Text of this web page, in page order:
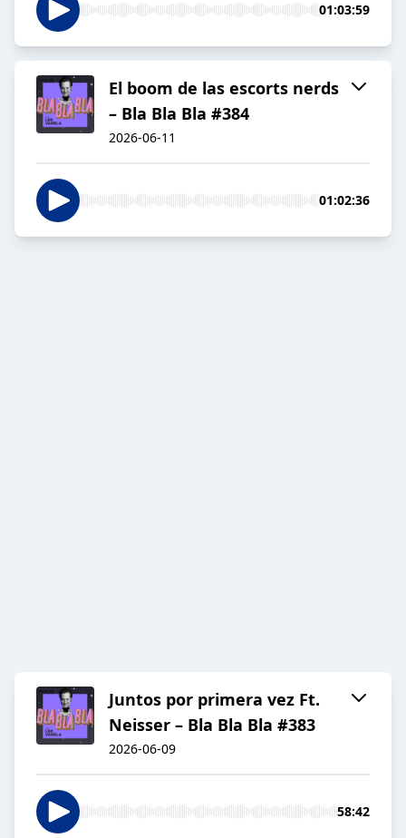
01:03:59
El boom de las escorts nerds
– Bla Bla Bla #384
2026-06-11
01:02:36
Juntos por primera vez Ft.
Neisser – Bla Bla Bla #383
2026-06-09
58:42